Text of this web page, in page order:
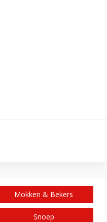
Mokken & Bekers
Snoep